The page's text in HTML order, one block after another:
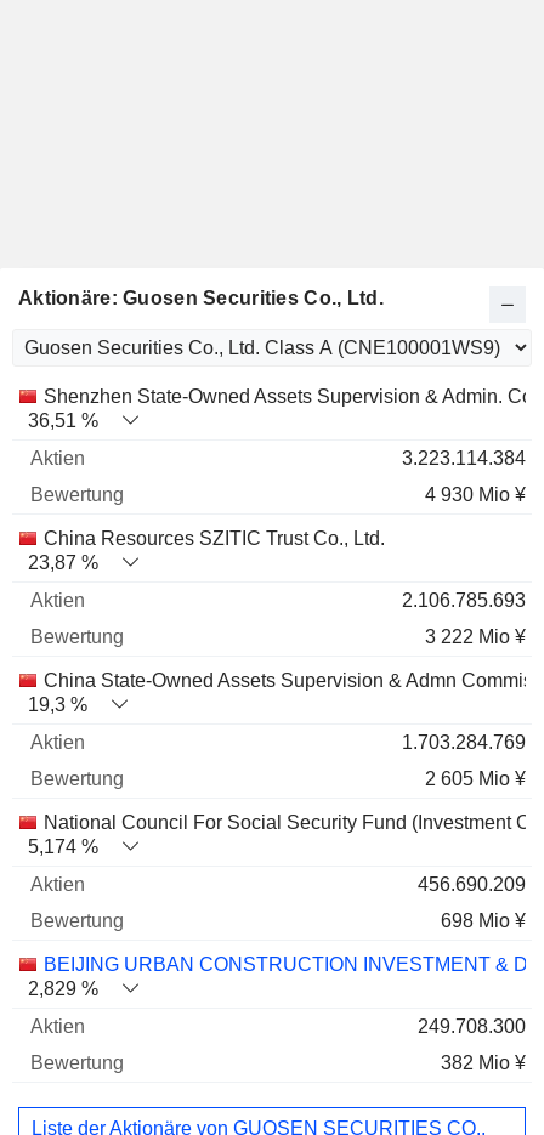
Aktionäre: Guosen Securities Co., Ltd.
Name Aktien % Bewertung
Shenzhen State-Owned Assets Supervision & Admin.
36,51 %
3.223.114.384
4 930 Mio ¥
China Resources SZITIC Trust Co., Ltd.
23,87 %
2.106.785.693
3 222 Mio ¥
China State-Owned Assets Supervision & Admn
19,3 %
1.703.284.769
2 605 Mio ¥
National Council For Social Security Fund (Investment
5,174 %
456.690.209
698 Mio ¥
BEIJING URBAN CONSTRUCTION INVESTMENT &
2,829 %
249.708.300
382 Mio ¥
Liste der Aktionäre von GUOSEN SECURITIES CO.,